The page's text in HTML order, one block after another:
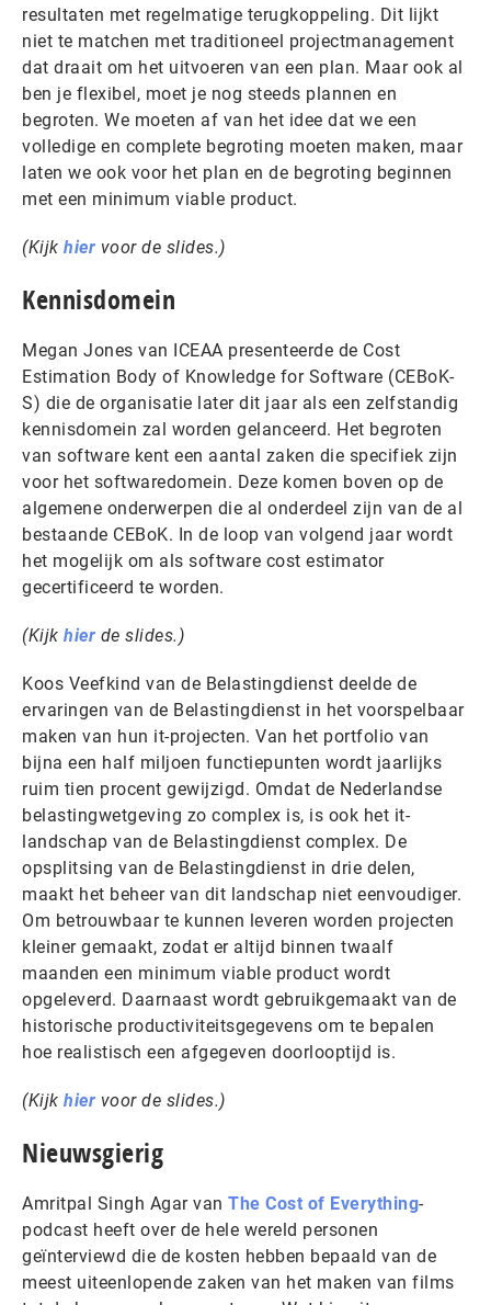
resultaten met regelmatige terugkoppeling. Dit lijkt
niet te matchen met traditioneel projectmanagement
dat draait om het uitvoeren van een plan. Maar ook al
ben je flexibel, moet je nog steeds plannen en
begroten. We moeten af van het idee dat we een
volledige en complete begroting moeten maken, maar
laten we ook voor het plan en de begroting beginnen
met een minimum viable product.
(Kijk hier voor de slides.)
Kennisdomein
Megan Jones van ICEAA presenteerde de Cost
Estimation Body of Knowledge for Software (CEBoK-
S) die de organisatie later dit jaar als een zelfstandig
kennisdomein zal worden gelanceerd. Het begroten
van software kent een aantal zaken die specifiek zijn
voor het softwaredomein. Deze komen boven op de
algemene onderwerpen die al onderdeel zijn van de al
bestaande CEBoK. In de loop van volgend jaar wordt
het mogelijk om als software cost estimator
gecertificeerd te worden.
(Kijk hier de slides.)
Koos Veefkind van de Belastingdienst deelde de
ervaringen van de Belastingdienst in het voorspelbaar
maken van hun it-projecten. Van het portfolio van
bijna een half miljoen functiepunten wordt jaarlijks
ruim tien procent gewijzigd. Omdat de Nederlandse
belastingwetgeving zo complex is, is ook het it-
landschap van de Belastingdienst complex. De
opsplitsing van de Belastingdienst in drie delen,
maakt het beheer van dit landschap niet eenvoudiger.
Om betrouwbaar te kunnen leveren worden projecten
kleiner gemaakt, zodat er altijd binnen twaalf
maanden een minimum viable product wordt
opgeleverd. Daarnaast wordt gebruikgemaakt van de
historische productiviteitsgegevens om te bepalen
hoe realistisch een afgegeven doorlooptijd is.
(Kijk hier voor de slides.)
Nieuwsgierig
Amritpal Singh Agar van The Cost of Everything-
podcast heeft over de hele wereld personen
geïnterviewd die de kosten hebben bepaald van de
meest uiteenlopende zaken van het maken van films